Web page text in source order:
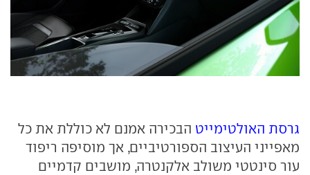
גרסת האולטימייט הבכירה אמנם לא כוללת את כל
מאפייני העיצוב הספורטיביים, אך מוסיפה ריפוד
עור סינטטי משולב אלקנטרה, מושבים קדמיים